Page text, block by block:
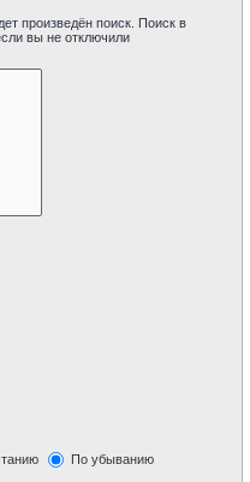
произведён поиск. Поиск в
вы не отключили
По убыванию